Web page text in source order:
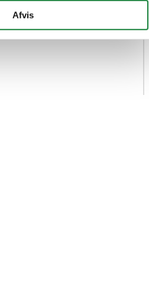
indsamlet fra din brug af deres
Afvis